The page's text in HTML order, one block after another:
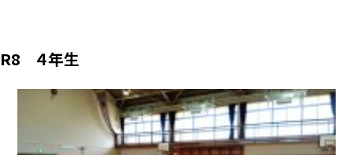
R8 ４年生